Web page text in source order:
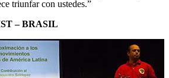
triunfar con ustedes.”
– BRASIL